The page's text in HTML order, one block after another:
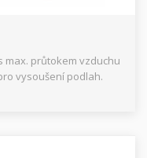
max. průtokem vzduchu
vysoušení podlah.